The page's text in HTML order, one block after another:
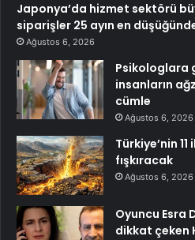
Japonya’da hizmet sektörü
siparişler 25 ayın en
Ağustos 6, 2026
Psikologlara
insanların
cümle
Ağustos 6, 2026
Türkiye’nin
fışkıracak
Ağustos 6, 2026
Oyuncu Esra
dikkat çeken